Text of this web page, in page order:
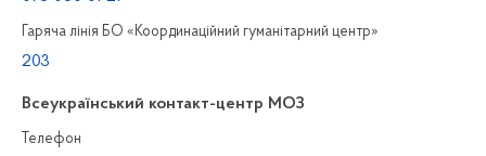
Гаряча лінія БО «Координаційний гуманітарний центр»
203
Всеукраїнський контакт-центр МОЗ
Телефон